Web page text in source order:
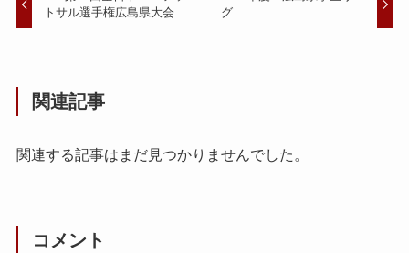
トサル選手権広島県大会
グ
関連記事
関連する記事はまだ見つかりませんでした。
コメント